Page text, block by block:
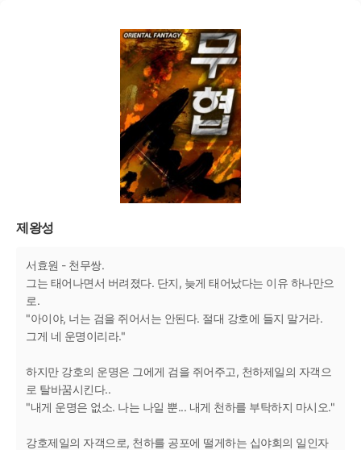
제왕성
서효원 - 천무쌍.
그는 태어나면서 버려졌다. 단지, 늦게 태어났다는 이유 하나만으
로.
"아이야, 너는 검을 쥐어서는 안된다. 절대 강호에 들지 말거라.
그게 네 운명이리라."
하지만 강호의 운명은 그에게 검을 쥐어주고, 천하제일의 자객으
로 탈바꿈시킨다..
"내게 운명은 없소. 나는 나일 뿐... 내게 천하를 부탁하지 마시오."
강호제일의 자객으로, 천하를 공포에 떨게하는 십야회의 일인자